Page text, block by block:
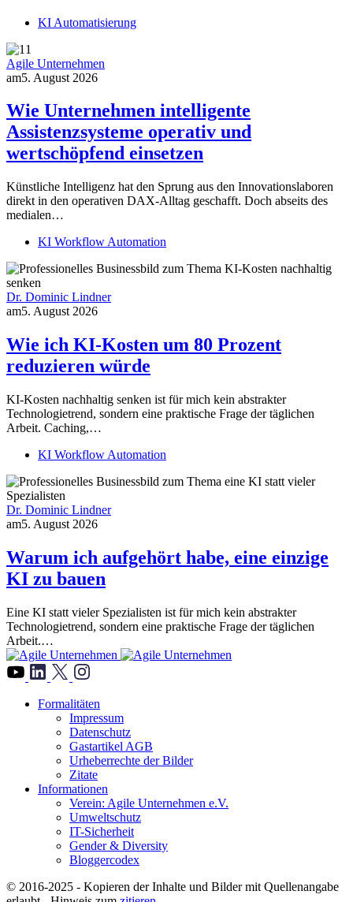
KI Automatisierung
Agile Unternehmen
am5. August 2026
Wie Unternehmen intelligente
Assistenzsysteme operativ und
wertschöpfend einsetzen
Künstliche Intelligenz hat den Sprung aus den Innovationslaboren
direkt in den operativen DAX-Alltag geschafft. Doch abseits des
medialen…
KI Workflow Automation
Dr. Dominic Lindner
am5. August 2026
Wie ich KI-Kosten um 80 Prozent
reduzieren würde
KI-Kosten nachhaltig senken ist für mich kein abstrakter
Technologietrend, sondern eine praktische Frage der täglichen
Arbeit. Caching,…
KI Workflow Automation
Dr. Dominic Lindner
am5. August 2026
Warum ich aufgehört habe, eine einzige
KI zu bauen
Eine KI statt vieler Spezialisten ist für mich kein abstrakter
Technologietrend, sondern eine praktische Frage der täglichen
Arbeit.…
Formalitäten
Impressum
Datenschutz
Gastartikel AGB
Urheberrechte der Bilder
Zitate
Informationen
Verein: Agile Unternehmen e.V.
Umweltschutz
IT-Sicherheit
Gender & Diversity
Bloggercodex
© 2016-2025 - Kopieren der Inhalte und Bilder mit Quellenangabe